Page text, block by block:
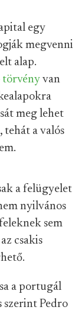
egy
megvenni
alap.
törvény van
meg lehet
tehát a valós
a felügyelet
nyilvános
sem
csakis
a portugál
szerint Pedro